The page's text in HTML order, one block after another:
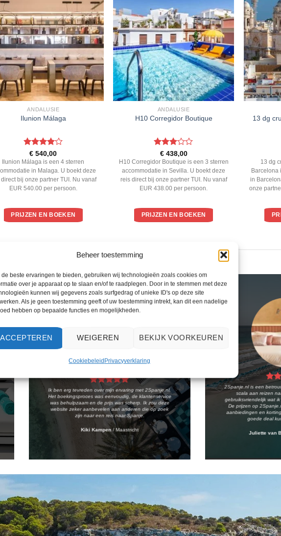
Beheer toestemming
de beste ervaringen te bieden, gebruiken wij technologieën zoals cookies om
over je apparaat op te slaan en/of te raadplegen. Door in te stemmen met deze
kunnen wij gegevens zoals surfgedrag of unieke ID's op deze site
Als je geen toestemming geeft of uw toestemming intrekt, kan dit een nadelige
hebben op bepaalde functies en mogelijkheden.
ACCEPTEREN WEIGEREN BEKIJK VOORKEUREN
CookiebeleidPrivacyverklaring
ANDALUSIE
Ilunion Málaga
Gewaardeerd
4uit 5
€ 540,00
Ilunion Málaga is een 4 sterren
in Malaga. U boekt deze
direct bij onze partner TUI. Nu vanaf
EUR 540.00 per persoon.
PRIJZEN EN BOEKEN
ANDALUSIE
H10 Corregidor Boutique
Gewaardeerd
3uit 5
€438,00
H10 Corregidor Boutique is een 3 sterren
accommodatie in Sevilla. U boekt deze
reis direct bij onze partner TUI. Nu vanaf
EUR 438.00 per persoon.
PRIJZEN EN BOEKEN
13 dg
13 dg
Barcelona
in
onze
WAT ZE OVER ONS ZEGGEN
Ik ben erg tevreden over mijn ervaring met 2Spanje.nl.
Het boekingsproces was eenvoudig, de klantenservice
was behulpzaam en de prijs was scherp. Ik zou deze
website zeker aanbevelen aan anderen die op zoek
zijn naar een reis naar Spanje.
Kiki Kampen /Maastricht
2Spanje.nl is een
scala aan reizen
gebruiksvriendelijk wat
De prijzen op
aanbiedingen en
goede deal
Juliette van